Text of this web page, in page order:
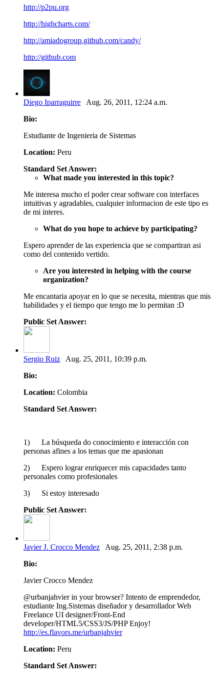
http://p2pu.org
http://highcharts.com/
http://amiadogroup.github.com/candy/
http://github.com
Diego Iparraguirre Aug. 26, 2011, 12:24 a.m.
Bio:
Estudiante de Ingenieria de Sistemas
Location: Peru
Standard Set Answer:
What made you interested in this topic?
Me interesa mucho el poder crear software con interfaces
intuitivas y agradables, cualquier informacion de este tipo es
de mi interes.
What do you hope to achieve by participating?
Espero aprender de las experiencia que se compartiran asi
como del contenido vertido.
Are you interested in helping with the course
organization?
Me encantaria apoyar en lo que se necesita, mientras que mis
habilidades y el tiempo que tengo me lo permitan :D
Public Set Answer:
Sergio Ruiz Aug. 25, 2011, 10:39 p.m.
Bio:
Location: Colombia
Standard Set Answer:
1) La búsqueda do conocimiento e interacción con
personas afines a los temas que me apasionan
2) Espero lograr enriquecer mis capacidades tanto
personales como profesionales
3) Si estoy interesado
Public Set Answer:
Javier J. Crocco Mendez Aug. 25, 2011, 2:38 p.m.
Bio:
Javier Crocco Mendez
@urbanjahvier in your browser? Intento de emprendedor,
estudiante Ing.Sistemas diseñador y desarrollador Web
Freelance UI designer/Front-End
developer/HTML5/CSS3/JS/PHP Enjoy!
http://es.flavors.me/urbanjahvier
Location: Peru
Standard Set Answer: